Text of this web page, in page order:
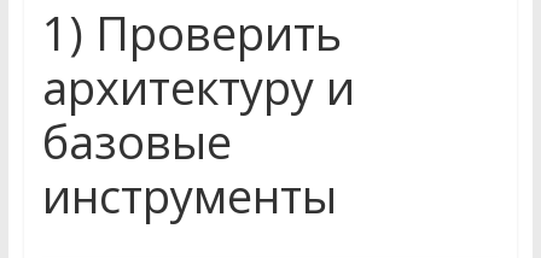
1) Проверить
архитектуру и
базовые
инструменты